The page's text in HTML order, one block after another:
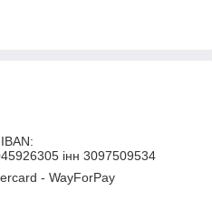
інн 3097509534
- WayForPay